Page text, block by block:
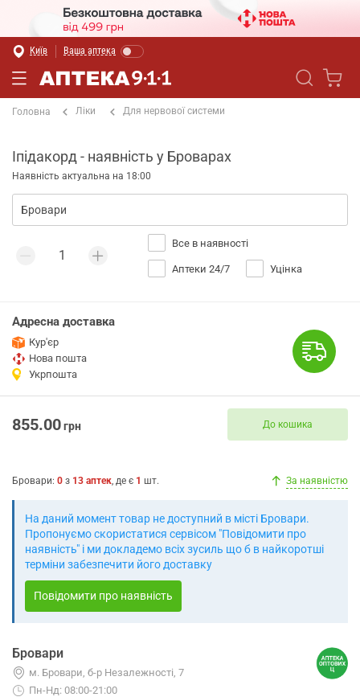
Київ Ваша аптека
Головна Ліки Для нервової системи
Іпідакорд - наявність у Броварах
Наявність актуальна на 18:00
Все в наявності
Аптеки 24/7 Уцінка
Адресна доставка
Кур'єр
Нова пошта
Укрпошта
855.00грн До кошика
Бровари: 0 з 13 аптек, де є 1 шт. За наявністю
На даний момент товар не доступний в місті Бровари.
Пропонуємо скористатися сервісом "Повідомити про
наявність" і ми докладемо всіх зусиль що б в найкоротші
терміни забезпечити його доставку
Повідомити про наявність
Бровари
м. Бровари, б-р Незалежності, 7
Пн-Нд: 08:00-21:00